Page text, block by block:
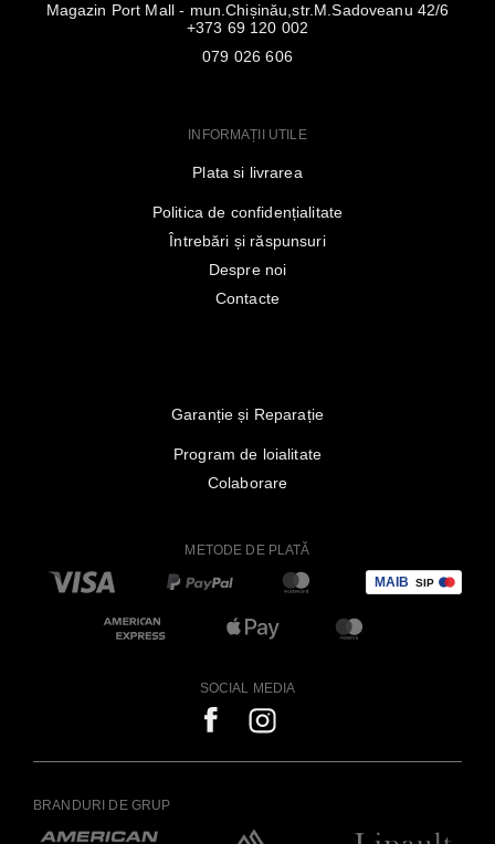
Magazin Port Mall - mun.Chișinău,str.M.Sadoveanu 42/6
+373 69 120 002
079 026 606
INFORMAȚII UTILE
Plata si livrarea
Politica de confidențialitate
Întrebări și răspunsuri
Despre noi
Contacte
Garanție și Reparație
Program de loialitate
Colaborare
METODE DE PLATĂ
SOCIAL MEDIA
BRANDURI DE GRUP